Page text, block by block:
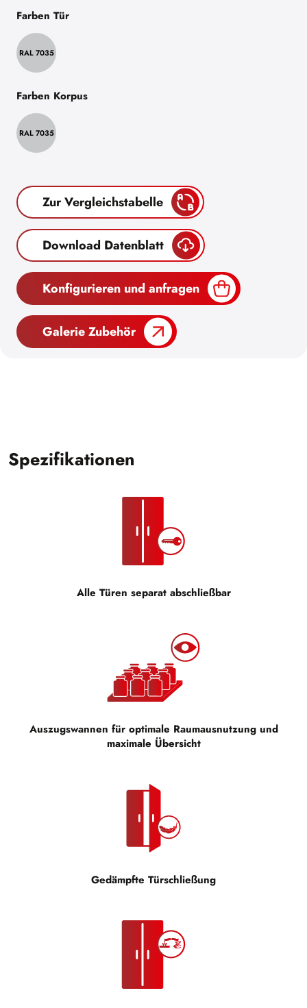
Farben Tür
RAL 7035
Farben Korpus
RAL 7035
Zur Vergleichstabelle
Download Datenblatt
Konfigurieren und anfragen
Galerie Zubehör
Spezifikationen
Alle Türen separat abschließbar
Auszugswannen für optimale Raumausnutzung und
maximale Übersicht
Gedämpfte Türschließung